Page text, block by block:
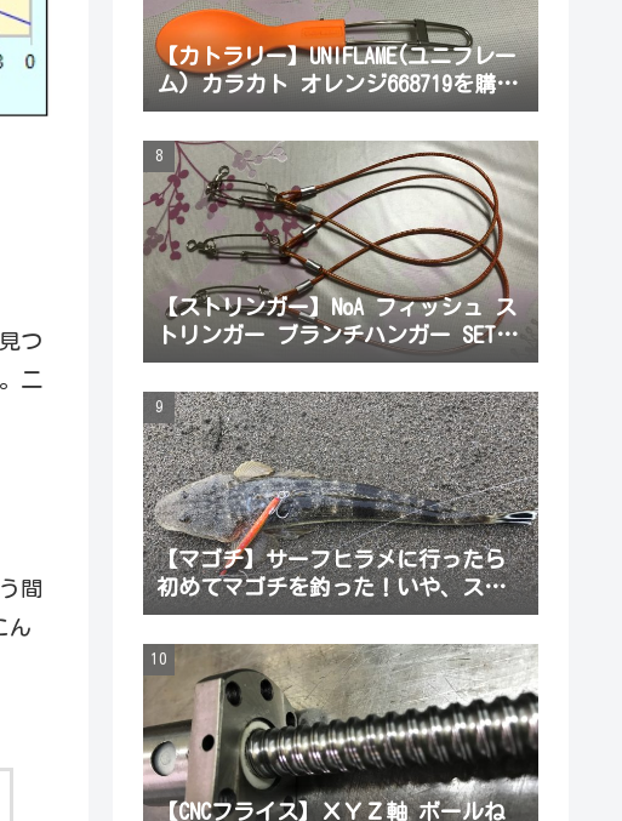
つ
二
間
ん
【カトラリー】UNIFLAME(ユニフレー
ム) カラカト オレンジ668719を購入
してみたよ
【ストリンガー】NoA フィッシュ ス
トリンガー ブランチハンガー SET
魚を掛ける部分を購入してみた。初
心者でも使いやすかったよ
【マゴチ】サーフヒラメに行ったら
初めてマゴチを釣った！いや、スレ
だから引っかかった
【CNCフライス】ＸＹＺ軸 ボールね